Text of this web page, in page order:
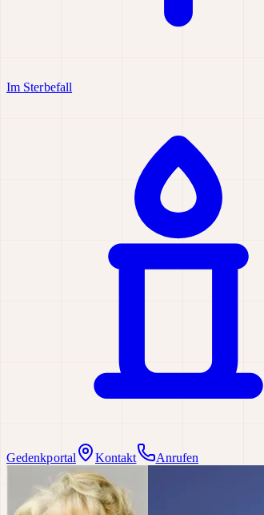
Im Sterbefall
Gedenkportal Kontakt Anrufen